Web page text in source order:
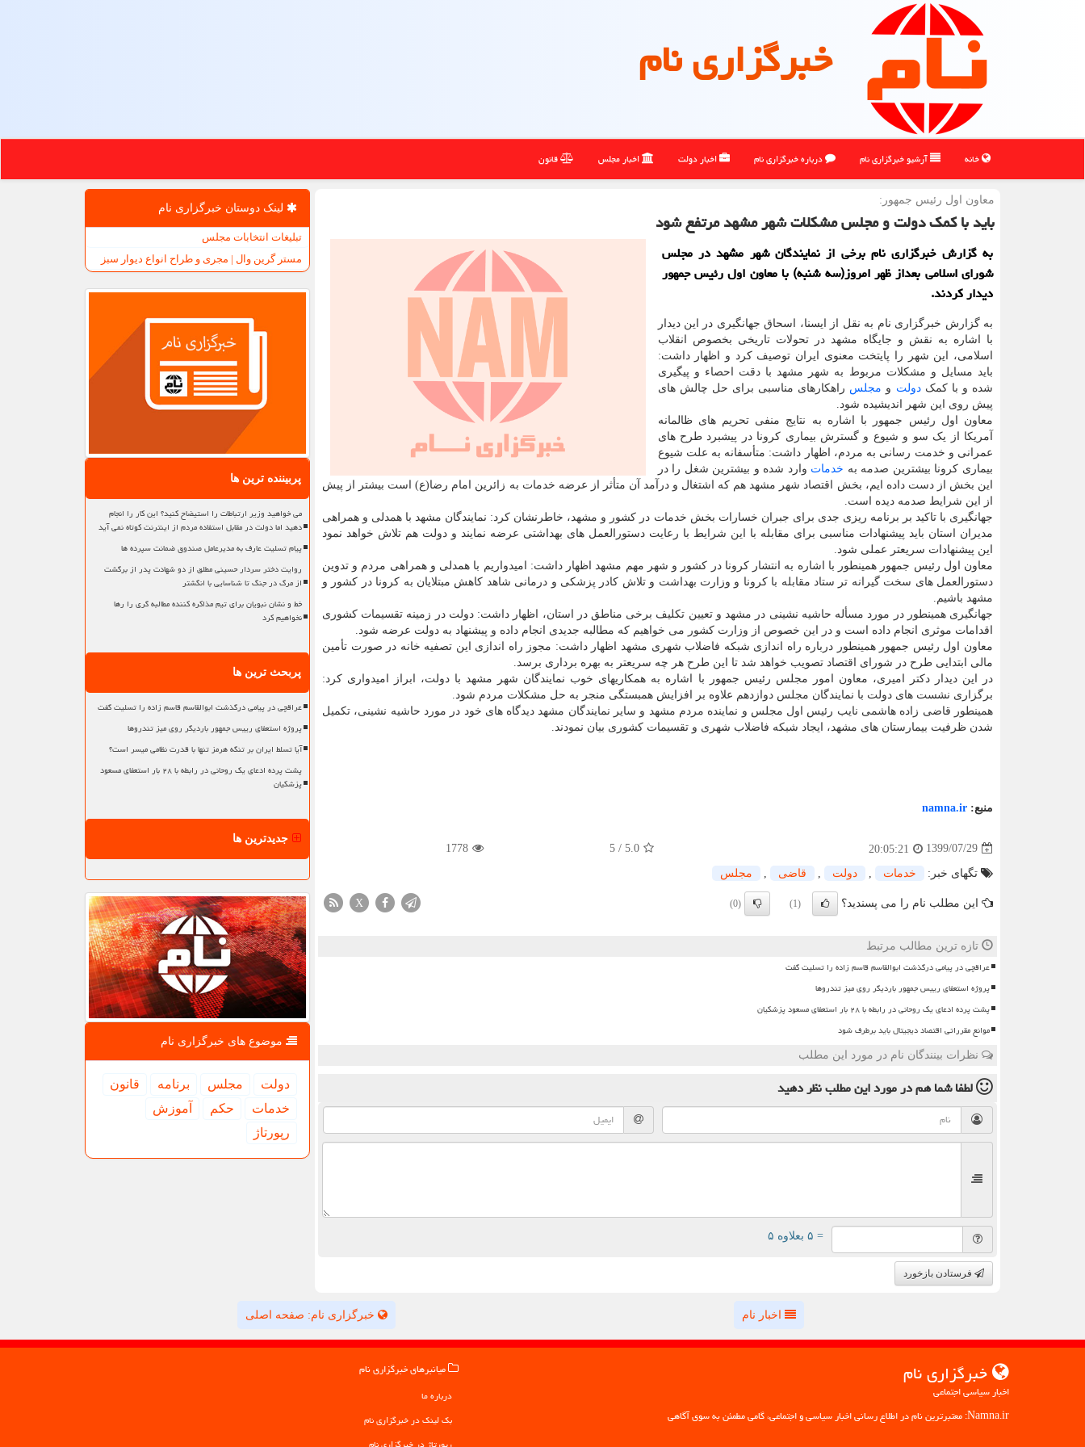
خبرگزاری نام
خانه آرشیو خبرگزاری نام درباره خبرگزاری نام اخبار دولت اخبار مجلس قانون
معاون اول رئیس جمهور:
باید با كمك دولت و مجلس مشكلات شهر مشهد مرتفع شود
به گزارش خبرگزاری نام برخی از نمایندگان شهر مشهد در مجلس
شورای اسلامی بعداز ظهر امروز(سه شنبه) با معاون اول رئیس جمهور
دیدار كردند.
به گزارش خبرگزاری نام به نقل از ایسنا، اسحاق جهانگیری در این دیدار
با اشاره به نقش و جایگاه مشهد در تحولات تاریخی بخصوص انقلاب
اسلامی، این شهر را پایتخت معنوی ایران توصیف کرد و اظهار داشت:
باید مسایل و مشکلات مربوط به شهر مشهد با دقت احصاء و پیگیری
شده و با کمکدولت و مجلس راهکارهای مناسبی برای حل چالش های
پیش روی این شهر اندیشیده شود.
معاون اول رئیس جمهور با اشاره به نتایج منفی تحریم های ظالمانه
آمریکا از یک سو و شیوع و گسترش بیماری کرونا در پیشبرد طرح های
عمرانی و خدمت رسانی به مردم، اظهار داشت: متأسفانه به علت شیوع
بیماری کرونا بیشترین صدمه به خدمات وارد شده و بیشترین شغل را در
این بخش از دست داده ایم، بخش اقتصاد شهر مشهد هم که اشتغال و درآمد آن متأثر از عرضه خدمات به زائرین امام رضا(ع) است بیشتر از پیش
از این شرایط صدمه دیده است.
جهانگیری با تاکید بر برنامه ریزی جدی برای جبران خسارات بخش خدمات در کشور و مشهد، خاطرنشان کرد: نمایندگان مشهد با همدلی و همراهی
مدیران استان باید پیشنهادات مناسبی برای مقابله با این شرایط با رعایت دستورالعمل های بهداشتی عرضه نمایند و دولت هم تلاش خواهد نمود
این پیشنهادات سریعتر عملی شود.
معاون اول رئیس جمهور همینطور با اشاره به انتشار کرونا در کشور و شهر مهم مشهد اظهار داشت: امیدواریم با همدلی و همراهی مردم و تدوین
دستورالعمل های سخت گیرانه تر ستاد مقابله با کرونا و وزارت بهداشت و تلاش کادر پزشکی و درمانی شاهد کاهش مبتلایان به کرونا در کشور و
مشهد باشیم.
جهانگیری همینطور در مورد مسأله حاشیه نشینی در مشهد و تعیین تکلیف برخی مناطق در استان، اظهار داشت: دولت در زمینه تقسیمات کشوری
اقدامات موثری انجام داده است و در این خصوص از وزارت کشور می خواهیم که مطالبه جدیدی انجام داده و پیشنهاد به دولت عرضه شود.
معاون اول رئیس جمهور همینطور درباره راه اندازی شبکه فاضلاب شهری مشهد اظهار داشت: مجوز راه اندازی این تصفیه خانه در صورت تأمین
مالی ابتدایی طرح در شورای اقتصاد تصویب خواهد شد تا این طرح هر چه سریعتر به بهره برداری برسد.
در این دیدار دکتر امیری، معاون امور مجلس رئیس جمهور با اشاره به همکاریهای خوب نمایندگان شهر مشهد با دولت، ابراز امیدواری کرد:
برگزاری نشست های دولت با نمایندگان مجلس دوازدهم علاوه بر افزایش همبستگی منجر به حل مشکلات مردم شود.
همینطور قاضی زاده هاشمی نایب رئیس اول مجلس و نماینده مردم مشهد و سایر نمایندگان مشهد دیدگاه های خود در مورد حاشیه نشینی، تکمیل
شدن ظرفیت بیمارستان های مشهد، ایجاد شبکه فاضلاب شهری و تقسیمات کشوری بیان نمودند.
منبع: namna.ir
1399/07/29
20:05:21
5.0
/
5
1778
تگهای خبر: خدمات دولت قاضی مجلس
این مطلب نام را می پسندید؟ (1)
(0)
X
تازه ترین مطالب مرتبط
عراقچی در پیامی درگذشت ابوالقاسم قاسم زاده را تسلیت گفت
پروژه استعفای رییس جمهور باردیگر روی میز تندروها
پشت پرده ادعای یک روحانی در رابطه با ۲۸ بار استعفای مسعود پزشکیان
موانع مقرراتی اقتصاد دیجیتال باید برطرف شود
نظرات بینندگان نام در مورد این مطلب
لطفا شما همدر مورد این مطلبنظر دهید
= ۵ بعلاوه ۵
فرستادن بازخورد
لینک دوستان خبرگزاری نام
تبلیغات انتخابات مجلس
مستر گرین وال | مجری و طراح انواع دیوار سبز
پربیننده ترین ها
می خواهید وزیر ارتباطات را استیضاح کنید؟ این کار را انجام
دهید اما دولت در مقابل استفاده مردم از اینترنت کوتاه نمی آید
پیام تسلیت عارف به مدیرعامل صندوق ضمانت سپرده ها
روایت دختر سردار حسینی مطلق از دو شهادت پدر از برگشت
از مرگ در جنگ تا شناسایی با انگشتر
خط و نشان نبویان برای تیم مذاکره کننده مطالبه گری را رها
نخواهیم کرد
پربحث ترین ها
عراقچی در پیامی درگذشت ابوالقاسم قاسم زاده را تسلیت گفت
پروژه استعفای رییس جمهور باردیگر روی میز تندروها
آیا تسلط ایران بر تنگه هرمز تنها با قدرت نظامی میسر است؟
پشت پرده ادعای یک روحانی در رابطه با ۲۸ بار استعفای مسعود
پزشکیان
جدیدترین ها
موضوع های خبرگزاری نام
دولت مجلس برنامه
قانون
خدمات
حكم
آموزش
رپورتاژ
اخبار نام خبرگزاری نام: صفحه اصلی
خبرگزاری نام
اخبار سیاسی اجتماعی
Namna.ir: معتبرترین نام در اطلاع رسانی اخبار سیاسی و اجتماعی، گامی مطمئن به سوی آگاهی
میانبرهای خبرگزاری نام
درباره ما
بک لینک در خبرگزاری نام